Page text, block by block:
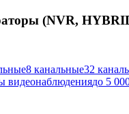
(NVR,
8 канальные32
видеонаблюдениядо 5